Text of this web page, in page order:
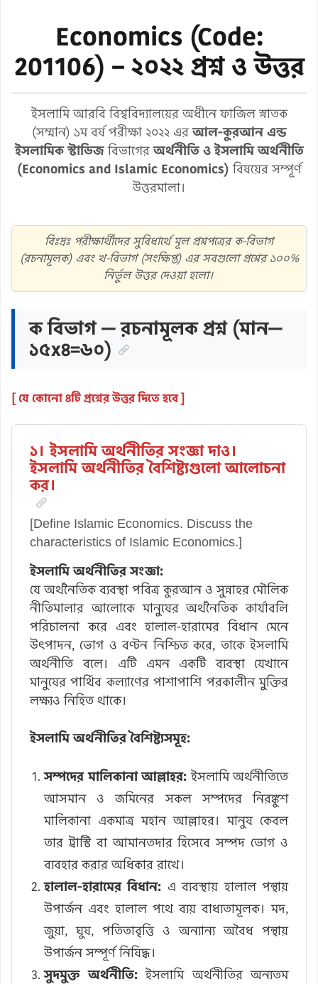
Economics (Code:
201106) – ২০২২ প্রশ্ন ও উত্তর
ইসলামি আরবি বিশ্ববিদ্যালয়ের অধীনে ফাজিল স্নাতক
(সম্মান) ১ম বর্ষ পরীক্ষা ২০২২ এরআল-কুরআন এন্ড
ইসলামিক স্টাডিজবিভাগেরঅর্থনীতি ও ইসলামি অর্থনীতি
(Economics and Islamic Economics) বিষয়ের সম্পূর্ণ
উত্তরমালা।
বিঃদ্রঃ পরীক্ষার্থীদের সুবিধার্থে মূল প্রশ্নপত্রের ক-বিভাগ
(রচনামূলক) এবং খ-বিভাগ (সংক্ষিপ্ত) এর সবগুলো প্রশ্নের ১০০%
নির্ভুল উত্তর দেওয়া হলো।
ক বিভাগ — রচনামূলক প্রশ্ন (মান—
১৫x৪=৬০)
[ যে কোনো ৪টি প্রশ্নের উত্তর দিতে হবে ]
১। ইসলামি অর্থনীতির সংজ্ঞা দাও।
ইসলামি অর্থনীতির বৈশিষ্ট্যগুলো আলোচনা
কর।
[Define Islamic Economics. Discuss the
characteristics of Islamic Economics.]
ইসলামি অর্থনীতির সংজ্ঞা:
যে অর্থনৈতিক ব্যবস্থা পবিত্র কুরআন ও সুন্নাহর মৌলিক
নীতিমালার আলোকে মানুষের অর্থনৈতিক কার্যাবলি
পরিচালনা করে এবং হালাল-হারামের বিধান মেনে
উৎপাদন, ভোগ ও বণ্টন নিশ্চিত করে, তাকে ইসলামি
অর্থনীতি বলে। এটি এমন একটি ব্যবস্থা যেখানে
মানুষের পার্থিব কল্যাণের পাশাপাশি পরকালীন মুক্তির
লক্ষ্যও নিহিত থাকে।
ইসলামি অর্থনীতির বৈশিষ্ট্যসমূহ:
সম্পদের মালিকানা আল্লাহর: ইসলামি অর্থনীতিতে
আসমান ও জমিনের সকল সম্পদের নিরঙ্কুশ
মালিকানা একমাত্র মহান আল্লাহর। মানুষ কেবল
তার ট্রাস্টি বা আমানতদার হিসেবে সম্পদ ভোগ ও
ব্যবহার করার অধিকার রাখে।
হালাল-হারামের বিধান: এ ব্যবস্থায় হালাল পন্থায়
উপার্জন এবং হালাল পথে ব্যয় বাধ্যতামূলক। মদ,
জুয়া, ঘুষ, পতিতাবৃত্তি ও অন্যান্য অবৈধ পন্থায়
উপার্জন সম্পূর্ণ নিষিদ্ধ।
সুদমুক্ত অর্থনীতি:ইসলামি অর্থনীতির অন্যতম